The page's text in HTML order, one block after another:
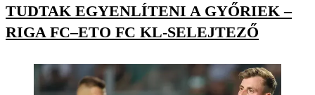
TUDTAK EGYENLÍTENI A GYŐRIEK –
RIGA FC–ETO FC KL-SELEJTEZŐ